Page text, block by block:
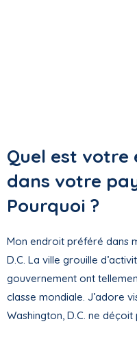
Quel est
dans votre
Pourquoi ?
Mon endroit préféré dans
D.C. La ville grouille
gouvernement ont
classe mondiale. J’adore
Washington, D.C. ne déçoit